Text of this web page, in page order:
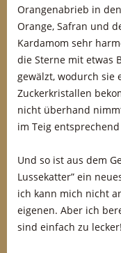
Orangenabrieb in
Orange, Safran und
Kardamom sehr
die Sterne mit etwas
gewälzt, wodurch sie
Zuckerkristallen
nicht überhand
im Teig
Und so ist aus dem
Lussekatter” ein
ich kann mich nicht
eigenen. Aber ich
sind einfach zu lecker!